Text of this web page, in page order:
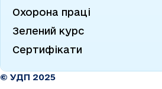
Охорона праці
Зелений курс
Сертифікати
© УДП 2025